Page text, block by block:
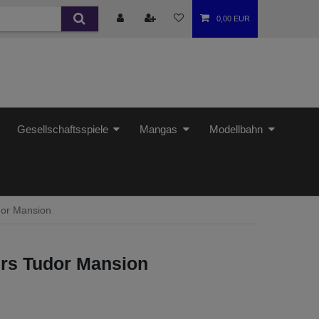
0,00 EUR
Gesellschaftsspiele Mangas Modellbahn
Mansion
Tudor Mansion